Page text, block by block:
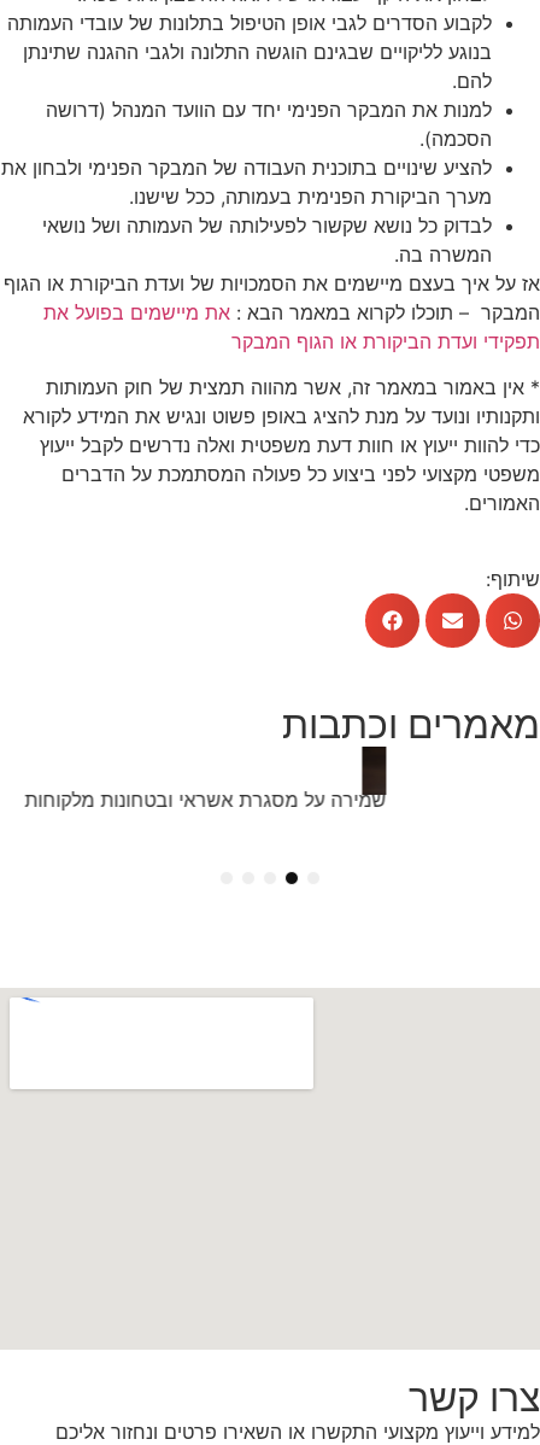
לקבוע הסדרים לגבי אופן הטיפול בתלונות של עובדי העמותה
בנוגע לליקויים שבגינם הוגשה התלונה ולגבי ההגנה שתינתן
להם.
למנות את המבקר הפנימי יחד עם הוועד המנהל (דרושה
הסכמה).
להציע שינויים בתוכנית העבודה של המבקר הפנימי ולבחון את
מערך הביקורת הפנימית בעמותה, ככל שישנו.
לבדוק כל נושא שקשור לפעילותה של העמותה ושל נושאי
המשרה בה.
אז על איך בעצם מיישמים את הסמכויות של ועדת הביקורת או הגוף
המבקר – תוכלו לקרוא במאמר הבא : את מיישמים בפועל את
תפקידי ועדת הביקורת או הגוף המבקר
* אין באמור במאמר זה, אשר מהווה תמצית של חוק העמותות
ותקנותיו ונועד על מנת להציג באופן פשוט ונגיש את המידע לקורא
כדי להוות ייעוץ או חוות דעת משפטית ואלה נדרשים לקבל ייעוץ
משפטי מקצועי לפני ביצוע כל פעולה המסתמכת על הדברים
האמורים.
שיתוף:
מאמרים וכתבות
שמירה על מסגרת אשראי ובטחונות מלקוחות
צרו קשר
למידע וייעוץ מקצועי התקשרו או השאירו פרטים ונחזור אליכם